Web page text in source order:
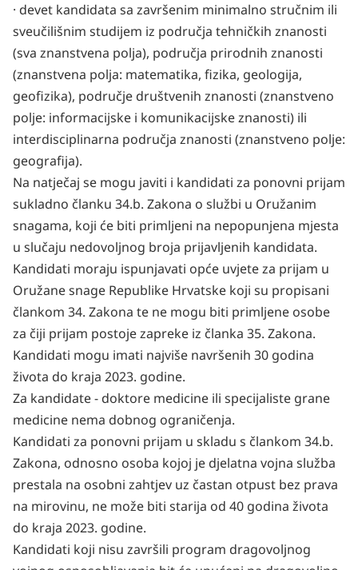
· devet kandidata sa završenim minimalno stručnim ili
sveučilišnim studijem iz područja tehničkih znanosti
(sva znanstvena polja), područja prirodnih znanosti
(znanstvena polja: matematika, fizika, geologija,
geofizika), područje društvenih znanosti (znanstveno
polje: informacijske i komunikacijske znanosti) ili
interdisciplinarna područja znanosti (znanstveno polje:
geografija).
Na natječaj se mogu javiti i kandidati za ponovni prijam
sukladno članku 34.b. Zakona o službi u Oružanim
snagama, koji će biti primljeni na nepopunjena mjesta
u slučaju nedovoljnog broja prijavljenih kandidata.
Kandidati moraju ispunjavati opće uvjete za prijam u
Oružane snage Republike Hrvatske koji su propisani
člankom 34. Zakona te ne mogu biti primljene osobe
za čiji prijam postoje zapreke iz članka 35. Zakona.
Kandidati mogu imati najviše navršenih 30 godina
života do kraja 2023. godine.
Za kandidate - doktore medicine ili specijaliste grane
medicine nema dobnog ograničenja.
Kandidati za ponovni prijam u skladu s člankom 34.b.
Zakona, odnosno osoba kojoj je djelatna vojna služba
prestala na osobni zahtjev uz častan otpust bez prava
na mirovinu, ne može biti starija od 40 godina života
do kraja 2023. godine.
Kandidati koji nisu završili program dragovoljnog